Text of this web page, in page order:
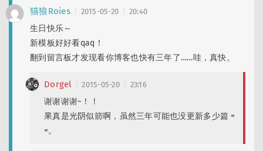
猫狼Roies 2015-05-20 20:40
生日快乐～
新模板好好看qaq！
翻到留言板才发现看你博客也快有三年了……哇，真快。
Dorgel 2015-05-20 23:16
谢谢谢谢~！！
果真是光阴似箭啊，虽然三年可能也没更新多少篇 =
=。